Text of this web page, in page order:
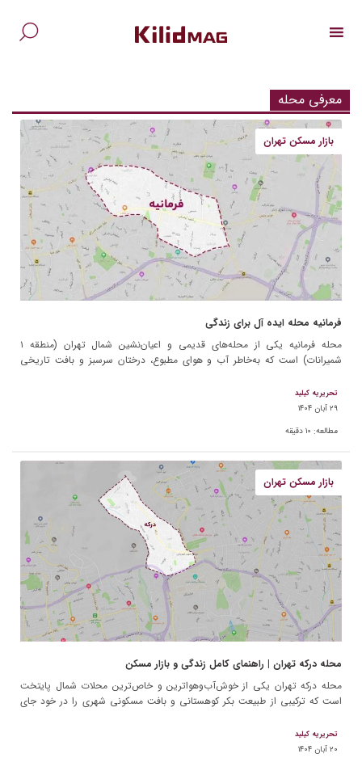
معرفی محله
بازار مسکن تهران
فرمانیه محله ایده آل برای زندگی
محله فرمانیه یکی از محله‌های قدیمی و اعیان‌نشین شمال تهران (منطقه ۱
شمیرانات) است که به‌خاطر آب و هوای مطبوع، درختان سرسبز و بافت تاریخی
تحریریه کیلید
۲۹ آبان ۱۴۰۴
مطالعه: ۱۰ دقیقه
بازار مسکن تهران
محله درکه تهران | راهنمای کامل زندگی و بازار مسکن
محله درکه تهران یکی از خوش‌آب‌وهواترین و خاص‌ترین محلات شمال پایتخت
است که ترکیبی از طبیعت بکر کوهستانی و بافت مسکونی شهری را در خود جای
تحریریه کیلید
۲۰ آبان ۱۴۰۴